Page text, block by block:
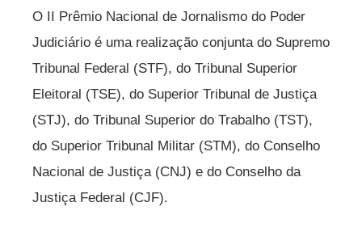
O II Prêmio Nacional de Jornalismo do Poder
Judiciário é uma realização conjunta do Supremo
Tribunal Federal (STF), do Tribunal Superior
Eleitoral (TSE), do Superior Tribunal de Justiça
(STJ), do Tribunal Superior do Trabalho (TST),
do Superior Tribunal Militar (STM), do Conselho
Nacional de Justiça (CNJ) e do Conselho da
Justiça Federal (CJF).